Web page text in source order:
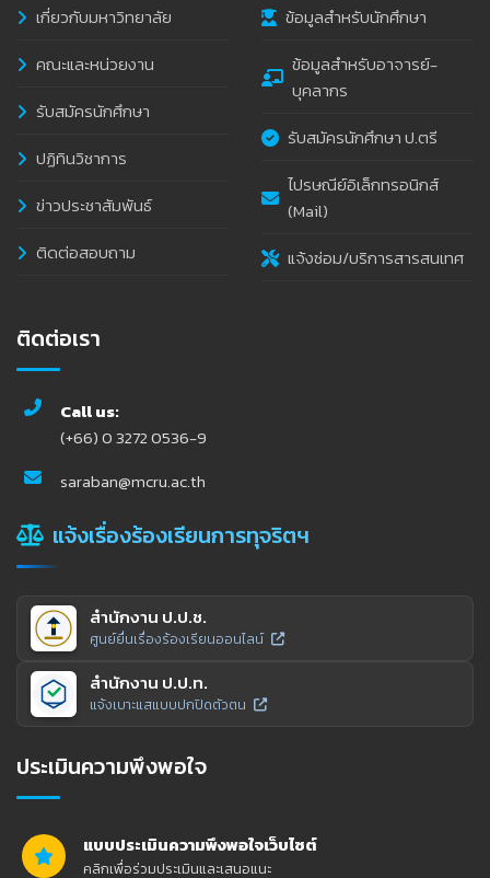
เกี่ยวกับมหาวิทยาลัย
คณะและหน่วยงาน
รับสมัครนักศึกษา
ปฏิทินวิชาการ
ข่าวประชาสัมพันธ์
ติดต่อสอบถาม
ข้อมูลสำหรับนักศึกษา
ข้อมูลสำหรับอาจารย์-
บุคลากร
รับสมัครนักศึกษา ป.ตรี
ไปรษณีย์อิเล็กทรอนิกส์
(Mail)
แจ้งซ่อม/บริการสารสนเทศ
ติดต่อเรา
Call us:
(+66) 0 3272 0536-9
saraban@mcru.ac.th
แจ้งเรื่องร้องเรียนการทุจริตฯ
สำนักงาน ป.ป.ช.
ศูนย์ยื่นเรื่องร้องเรียนออนไลน์
สำนักงาน ป.ป.ท.
แจ้งเบาะแสแบบปกปิดตัวตน
ประเมินความพึงพอใจ
แบบประเมินความพึงพอใจเว็บไซต์
คลิกเพื่อร่วมประเมินและเสนอแนะ